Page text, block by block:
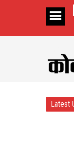
Latest
आधुनिक सुविधाओं से लैस